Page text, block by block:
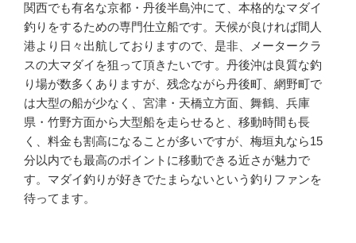
関西でも有名な京都・丹後半島沖にて、本格的なマダイ
釣りをするための専門仕立船です。天候が良ければ間人
港より日々出航しておりますので、是非、メータークラ
スの大マダイを狙って頂きたいです。丹後沖は良質な釣
り場が数多くありますが、残念ながら丹後町、網野町で
は大型の船が少なく、宮津・天橋立方面、舞鶴、兵庫
県・竹野方面から大型船を走らせると、移動時間も長
く、料金も割高になることが多いですが、梅垣丸なら15
分以内でも最高のポイントに移動できる近さが魅力で
す。マダイ釣りが好きでたまらないという釣りファンを
待ってます。